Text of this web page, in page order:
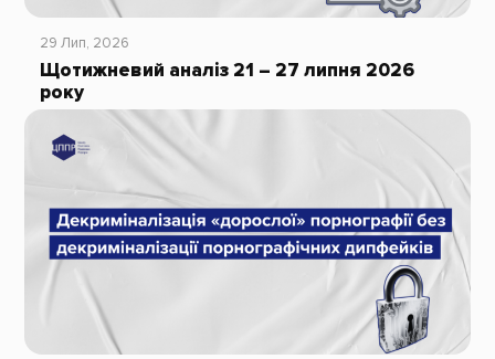
29 Лип, 2026
Щотижневий аналіз 21 – 27 липня 2026
року